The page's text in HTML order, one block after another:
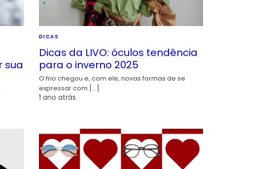
sua
DICAS
Dicas da LIVO: óculos tendência
para o inverno 2025
O frio chegou e, com ele, novas formas de se
expressar com […]
1 ano atrás